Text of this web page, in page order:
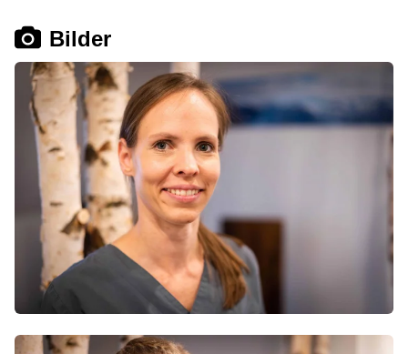
Bilder